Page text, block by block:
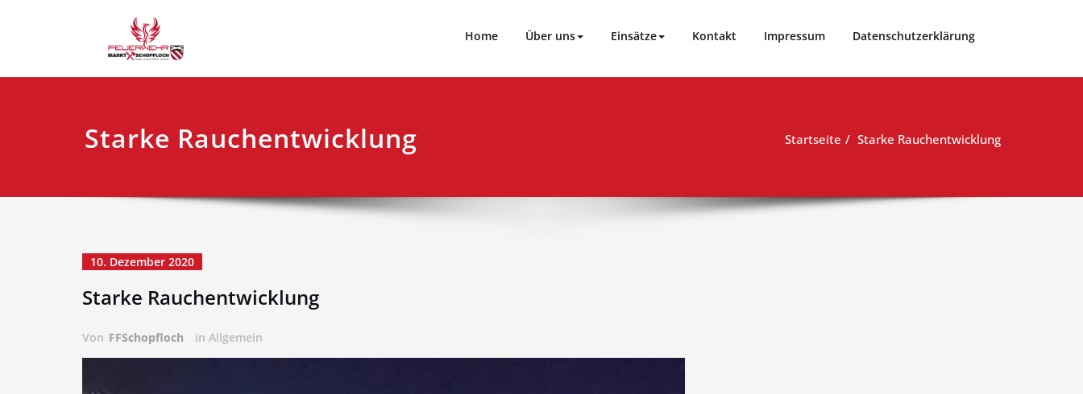
Home Über uns Einsätze Kontakt Impressum Datenschutzerklärung
Starke Rauchentwicklung Startseite Starke Rauchentwicklung
10. Dezember 2020
Starke Rauchentwicklung
Von FFSchopfloch in Allgemein